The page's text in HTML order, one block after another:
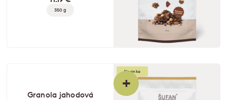
350 g
+
Novinka
Granola jahodová